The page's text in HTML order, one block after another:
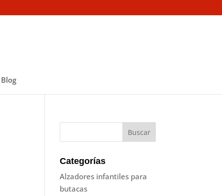
Blog
Categorías
Alzadores infantiles para
butacas